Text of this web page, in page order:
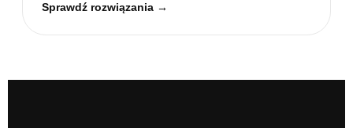
Sprawdź rozwiązania →